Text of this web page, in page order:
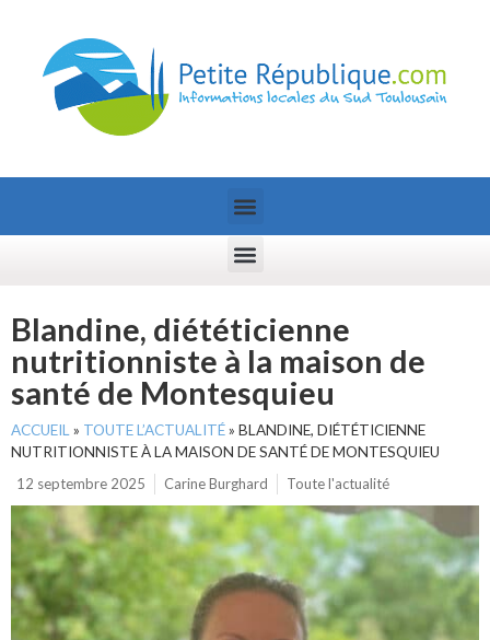
Blandine, diététicienne
nutritionniste à la maison de
santé de Montesquieu
ACCUEIL » TOUTE L’ACTUALITÉ» BLANDINE, DIÉTÉTICIENNE
NUTRITIONNISTE À LA MAISON DE SANTÉ DE MONTESQUIEU
12 septembre 2025
Carine Burghard Toute l'actualité